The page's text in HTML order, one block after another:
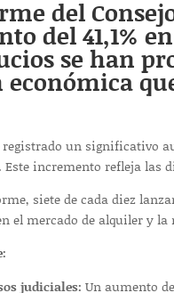
del
del 41,1%
se han
un significativo
Este incremento refleja
siete de cada diez
el mercado de alquiler y
judiciales: Un aumento